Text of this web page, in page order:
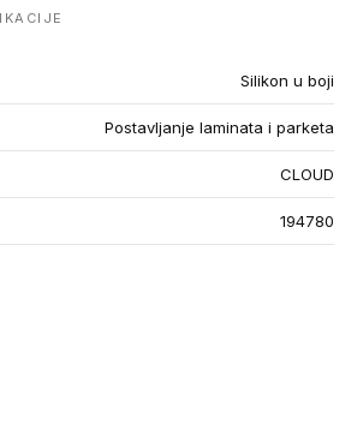
Silikon u boji
Postavljanje laminata i parketa
CLOUD
194780